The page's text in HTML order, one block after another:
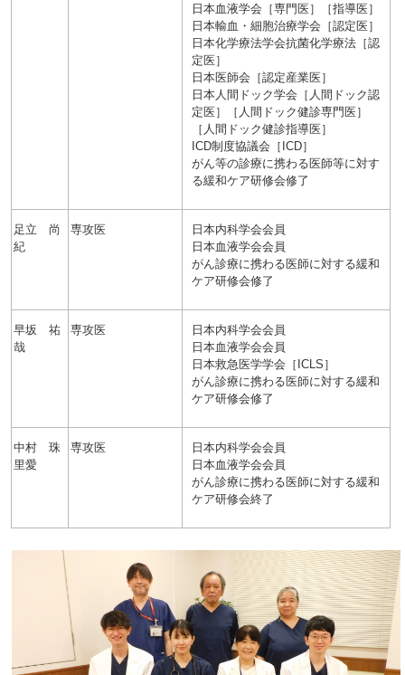
日本血液学会［専門医］［指導医］
日本輸血・細胞治療学会［認定医］
日本化学療法学会抗菌化学療法［認
定医］
日本医師会［認定産業医］
日本人間ドック学会［人間ドック認
定医］［人間ドック健診専門医］
［人間ドック健診指導医］
ICD制度協議会［ICD］
がん等の診療に携わる医師等に対す
る緩和ケア研修会修了
足立 尚
紀
専攻医
日本内科学会会員
日本血液学会会員
がん診療に携わる医師に対する緩和
ケア研修会修了
早坂 祐
哉
専攻医
日本内科学会会員
日本血液学会会員
日本救急医学学会［ICLS］
がん診療に携わる医師に対する緩和
ケア研修会修了
中村 珠
里愛
専攻医
日本内科学会会員
日本血液学会会員
がん診療に携わる医師に対する緩和
ケア研修会終了